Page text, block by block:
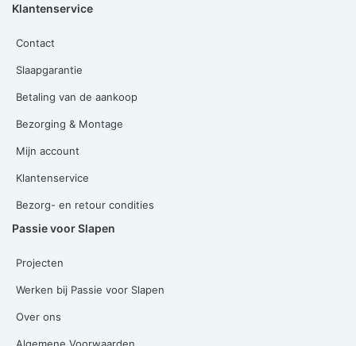
Klantenservice
Contact
Slaapgarantie
Betaling van de aankoop
Bezorging & Montage
Mijn account
Klantenservice
Bezorg- en retour condities
Passie voor Slapen
Projecten
Werken bij Passie voor Slapen
Over ons